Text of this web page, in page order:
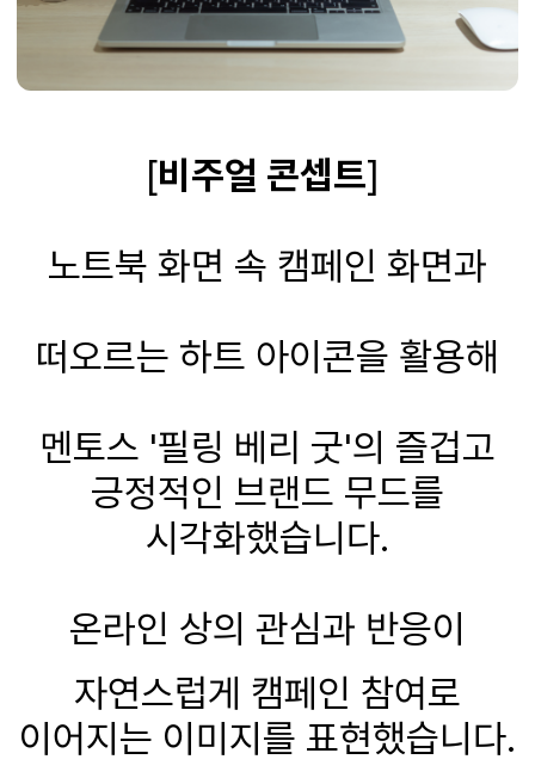
[비주얼 콘셉트]
노트북 화면 속 캠페인 화면과
떠오르는 하트 아이콘을 활용해
멘토스 '필링 베리 굿'의 즐겁고
긍정적인 브랜드 무드를
시각화했습니다.
온라인 상의 관심과 반응이
자연스럽게 캠페인 참여로
이어지는 이미지를 표현했습니다.